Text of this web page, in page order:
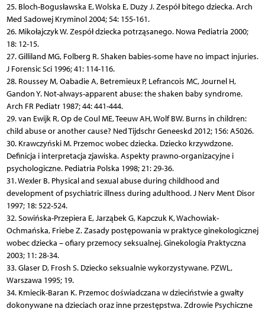
25. Bloch-Bogusławska E, Wolska E, Duży J. Zespół bitego dziecka. Arch
Med Sadowej Kryminol 2004; 54: 155-161.
26. Mikołajczyk W. Zespół dziecka potrząsanego. Nowa Pediatria 2000;
18: 12-15.
27. Gilliland MG, Folberg R. Shaken babies-some have no impact injuries.
J Forensic Sci 1996; 41: 114-116.
28. Roussey M, Oabadie A, Betremieux P, Lefrancois MC, Journel H,
Gandon Y. Not-always-apparent abuse: the shaken baby syndrome.
Arch FR Pediatr 1987; 44: 441-444.
29. van Ewijk R, Op de Coul ME, Teeuw AH, Wolf BW. Burns in children:
child abuse or another cause? Ned Tijdschr Geneeskd 2012; 156: A5026.
30. Krawczyński M. Przemoc wobec dziecka. Dziecko krzywdzone.
Definicja i interpretacja zjawiska. Aspekty prawno-organizacyjne i
psychologiczne. Pediatria Polska 1998; 21: 29-36.
31. Wexler B. Physical and sexual abuse during childhood and
development of psychiatric illness during adulthood. J Nerv Ment Disor
1997; 18: 522-524.
32. Sowińska-Przepiera E, Jarząbek G, Kapczuk K, Wachowiak-
Ochmańska, Friebe Z. Zasady postępowania w praktyce ginekologicznej
wobec dziecka – ofiary przemocy seksualnej. Ginekologia Praktyczna
2003; 11: 28-34.
33. Glaser D, Frosh S. Dziecko seksualnie wykorzystywane. PZWL,
Warszawa 1995; 19.
34. Kmiecik-Baran K. Przemoc doświadczana w dzieciństwie a gwałty
dokonywane na dzieciach oraz inne przestępstwa. Zdrowie Psychiczne